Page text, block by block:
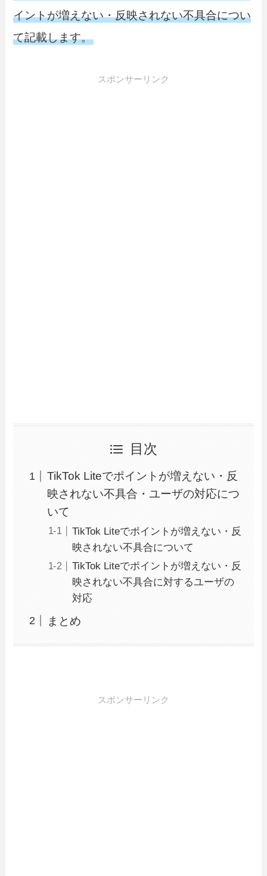
イントが増えない・反映されない不具合につい
て記載します。
スポンサーリンク
目次
TikTok Liteでポイントが増えない・反
映されない不具合・ユーザの対応につ
いて
TikTok Liteでポイントが増えない・反
映されない不具合について
TikTok Liteでポイントが増えない・反
映されない不具合に対するユーザの
対応
まとめ
スポンサーリンク